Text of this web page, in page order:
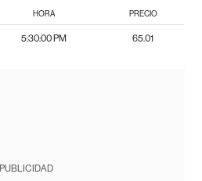
HORA PRECIO
5:30:00 PM 65.01
PUBLICIDAD